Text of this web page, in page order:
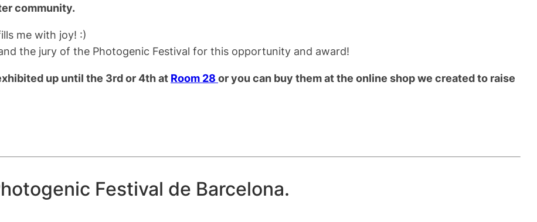
community.
me with joy! :)
the jury of the Photogenic Festival for this opportunity and award!
up until the 3rd or 4th at Room 28 or you can buy them at the online shop we created to raise
Festival de Barcelona.